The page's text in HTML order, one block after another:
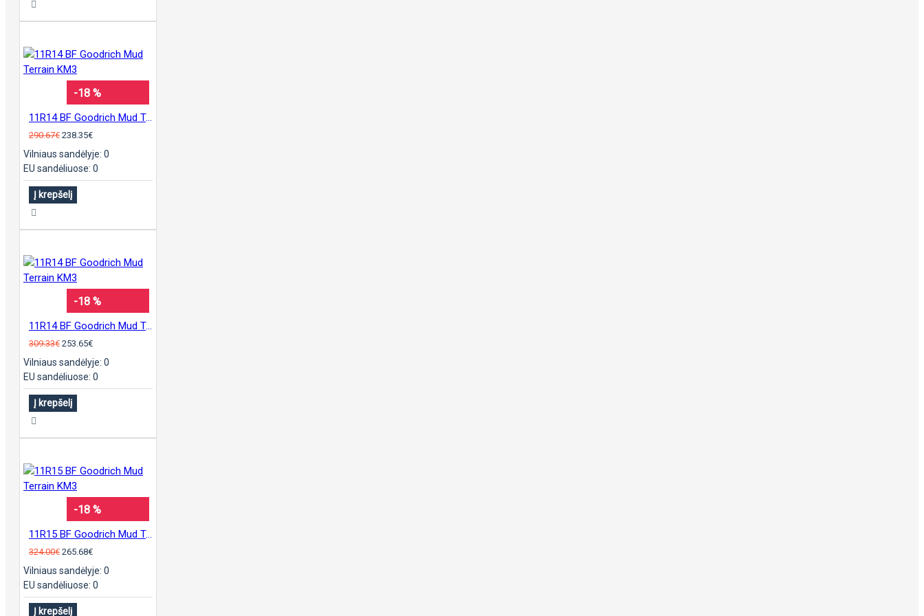
-18 %
11R14 BF Goodrich Mud Terrain KM3
290.67€ 238.35€
Vilniaus sandėlyje: 0
EU sandėliuose: 0
Į krepšelį
-18 %
11R14 BF Goodrich Mud Terrain KM3
309.33€ 253.65€
Vilniaus sandėlyje: 0
EU sandėliuose: 0
Į krepšelį
-18 %
11R15 BF Goodrich Mud Terrain KM3
324.00€ 265.68€
Vilniaus sandėlyje: 0
EU sandėliuose: 0
Į krepšelį